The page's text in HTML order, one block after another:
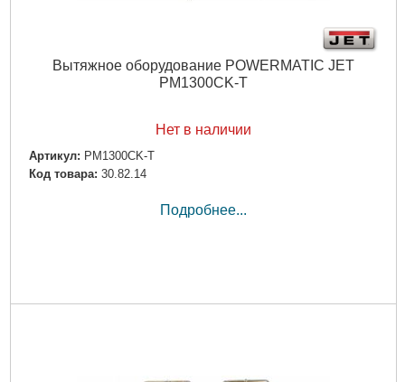
Вытяжное оборудование POWERMATIC JET
PM1300CK-T
Нет в наличии
Артикул: PM1300CK-T
Код товара: 30.82.14
Подробнее...